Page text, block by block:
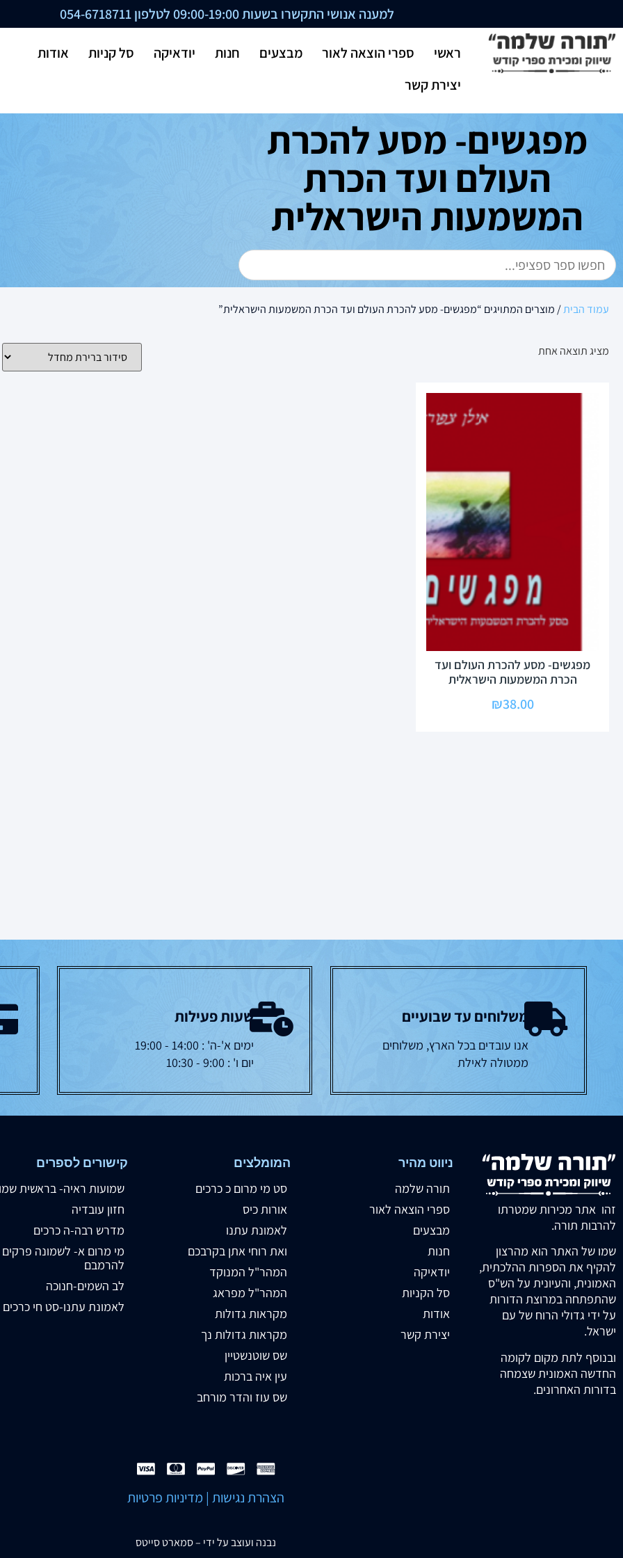
למענה אנושי התקשרו בשעות 09:00-19:00 לטלפון 054-6718711
ראשי ספרי הוצאה לאור מבצעים חנות יודאיקה סל קניות
אודות
יצירת קשר
מפגשים- מסע להכרת
העולם ועד הכרת
המשמעות הישראלית
עמוד הבית/ מוצרים המתויגים “מפגשים- מסע להכרת העולם ועד הכרת המשמעות הישראלית”
מציג תוצאה אחת
מפגשים- מסע להכרת העולם ועד
הכרת המשמעות הישראלית
₪38.00
משלוחים עד שבועיים
אנו עובדים בכל הארץ, משלוחים
ממטולה לאילת
שעות פעילות
ימים א'-ה' : 14:00 - 19:00
יום ו' : 9:00 - 10:30
זהו אתר מכירות שמטרתו
להרבות תורה.
שמו של האתר הוא מהרצון
להקיף את הספרות ההלכתית,
האמונית, והעיונית על הש"ס
שהתפתחה במרוצת הדורות
על ידי גדולי הרוח של עם
ישראל.
ובנוסף לתת מקום לקומה
החדשה האמונית שצמחה
בדורות האחרונים.
ניווט מהיר
תורה שלמה
ספרי הוצאה לאור
מבצעים
חנות
יודאיקה
סל הקניות
אודות
יצירת קשר
המומלצים
סט מי מרום כ כרכים
אורות כיס
לאמונת עתנו
ואת רוחי אתן בקרבכם
המהר"ל המנוקד
המהר"ל מפראג
מקראות גדולות
מקראות גדולות נך
שס שוטנשטיין
עין איה ברכות
שס עוז והדר מורחב
קישורים לספרים
שמועות ראיה- בראשית
חזון עובדיה
מדרש רבה-ה כרכים
מי מרום א- לשמונה פרקים
להרמבם
לב השמים-חנוכה
לאמונת עתנו-סט חי כרכים
הצהרת נגישות | מדיניות פרטיות
נבנה ועוצב על ידי –סמארט סייטס